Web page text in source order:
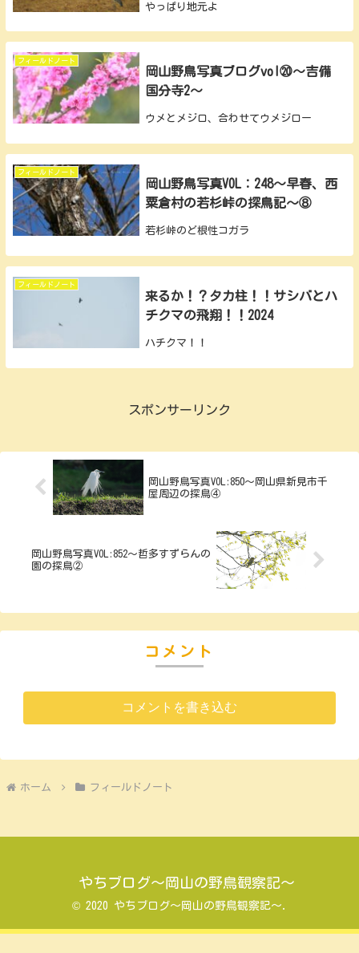
やっぱり地元よ
フィールドノート
岡山野鳥写真ブログvol⑳～吉備
国分寺2～
ウメとメジロ、合わせてウメジロー
フィールドノート
岡山野鳥写真VOL：248～早春、西
粟倉村の若杉峠の探鳥記～⑧
若杉峠のど根性コガラ
フィールドノート
来るか！？タカ柱！！サシバとハ
チクマの飛翔！！2024
ハチクマ！！
スポンサーリンク
岡山野鳥写真VOL:850～岡山県新見市千
屋周辺の探鳥④
岡山野鳥写真VOL:852～哲多すずらんの
園の探鳥②
コメント
コメントを書き込む
ホーム フィールドノート
やちブログ～岡山の野鳥観察記～
© 2020 やちブログ～岡山の野鳥観察記～.